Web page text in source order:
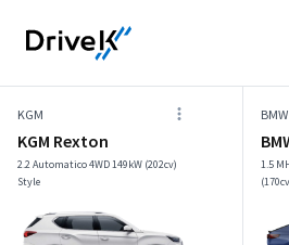
KGM
KGM Rexton
2.2 Automatico 4WD 149kW (202cv)
Style
BMW
1.5